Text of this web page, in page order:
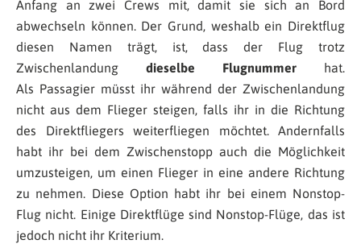
Anfang an zwei Crews mit, damit sie sich an Bord
abwechseln können. Der Grund, weshalb ein Direktflug
diesen Namen trägt, ist, dass der Flug trotz
Zwischenlandung dieselbe Flugnummer hat.
Als Passagier müsst ihr während der Zwischenlandung
nicht aus dem Flieger steigen, falls ihr in die Richtung
des Direktfliegers weiterfliegen möchtet. Andernfalls
habt ihr bei dem Zwischenstopp auch die Möglichkeit
umzusteigen, um einen Flieger in eine andere Richtung
zu nehmen. Diese Option habt ihr bei einem Nonstop-
Flug nicht. Einige Direktflüge sind Nonstop-Flüge, das ist
jedoch nicht ihr Kriterium.